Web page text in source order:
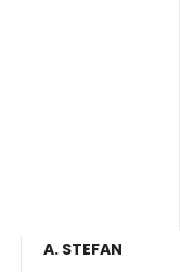
A. STEFAN